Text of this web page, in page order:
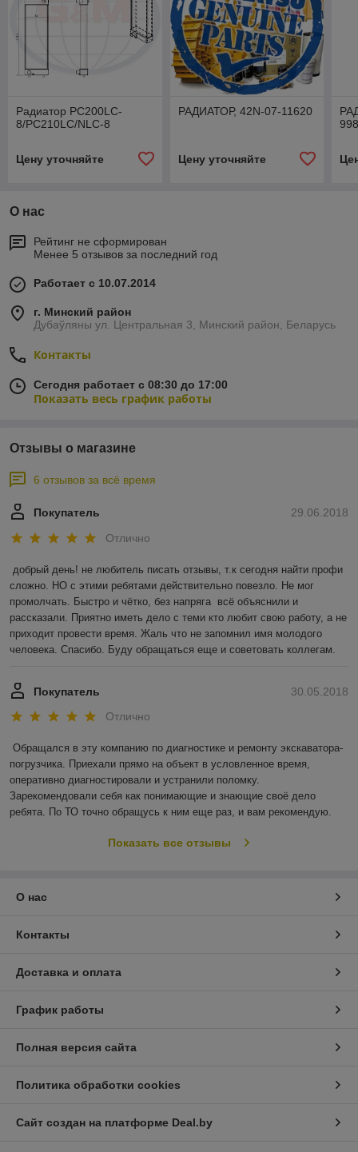
Радиатор PC200LC-
8/PC210LC/NLC-8
Цену уточняйте
РАДИАТОР, 42N-07-11620
Цену уточняйте
О нас
Рейтинг не сформирован
Менее 5 отзывов за последний год
Работает с 10.07.2014
г. Минский район
Дубаўляны ул. Центральная 3, Минский район, Беларусь
Контакты
Сегодня работает с 08:30 до 17:00
Показать весь график работы
Отзывы о магазине
6 отзывов за всё время
29.06.2018
Покупатель
Отлично
добрый день! не любитель писать отзывы, т.к сегодня найти профи
сложно. НО с этими ребятами действительно повезло. Не мог
промолчать. Быстро и чётко, без напряга  всё объяснили и
рассказали. Приятно иметь дело с теми кто любит свою работу, а не
приходит провести время. Жаль что не запомнил имя молодого
человека. Спасибо. Буду обращаться еще и советовать коллегам.
30.05.2018
Покупатель
Отлично
Обращался в эту компанию по диагностике и ремонту экскаватора-
погрузчика. Приехали прямо на объект в условленное время,
оперативно диагностировали и устранили поломку.
Зарекомендовали себя как понимающие и знающие своё дело
ребята. По ТО точно обращусь к ним еще раз, и вам рекомендую.
Показать все отзывы
О нас
Контакты
Доставка и оплата
График работы
Полная версия сайта
Политика обработки cookies
Сайт создан на платформе Deal.by